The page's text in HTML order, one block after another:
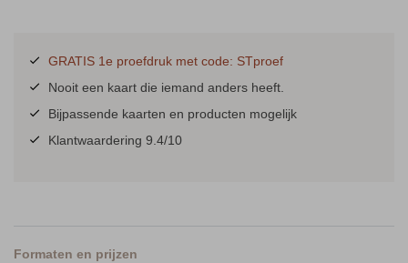
GRATIS 1e proefdruk met code: STproef
Nooit een kaart die iemand anders heeft.
Bijpassende kaarten en producten mogelijk
Klantwaardering 9.4/10
Formaten en prijzen